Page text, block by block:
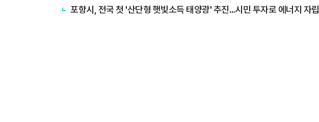
포항시, 전국 첫 '산단형 햇빛소득 태양광' 추진…시민 투자로 에너지 자립